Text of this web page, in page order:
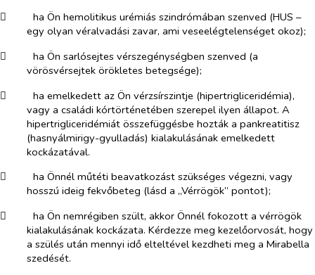
​
ha Ön hemolitikus urémiás szindrómában szenved (HUS –
egy olyan véralvadási zavar, ami veseelégtelenséget okoz);
​
ha Ön sarlósejtes vérszegénységben szenved (a
vörösvérsejtek örökletes betegsége);
​
ha emelkedett az Ön vérzsírszintje (hipertrigliceridémia),
vagy a családi kórtörténetében szerepel ilyen állapot. A
hipertrigliceridémiát összefüggésbe hozták a pankreatitisz
(hasnyálmirigy-gyulladás) kialakulásának emelkedett
kockázatával.
​
ha Önnél műtéti beavatkozást szükséges végezni, vagy
hosszú ideig fekvőbeteg (lásd a „Vérrögök” pontot);
​
ha Ön nemrégiben szült, akkor Önnél fokozott a vérrögök
kialakulásának kockázata. Kérdezze meg kezelőorvosát, hogy
a szülés után mennyi idő elteltével kezdheti meg a Mirabella
szedését.